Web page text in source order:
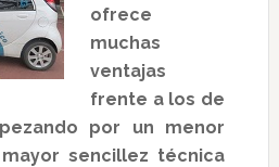
ofrece
muchas
ventajas
frente a los de
por un menor
sencillez técnica